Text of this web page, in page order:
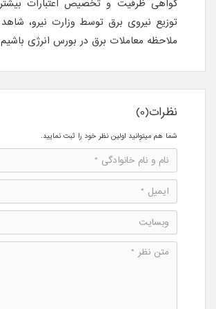
توزیع نیروی برق توسط وزارت نیرو،
ملاحظه معاملات برق در بورس انرژی
نظرات(0)
شما هم میتوانید اولین نظر خود را ثبت نمایید.